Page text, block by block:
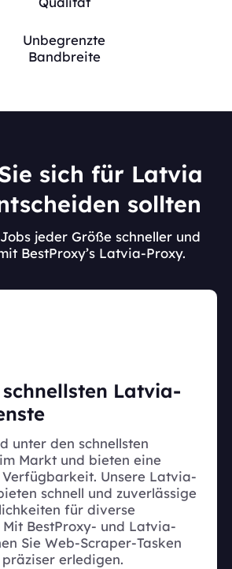
Unbegrenzte
Bandbreite
sich für Latvia
sollten
jeder Größe schneller und
BestProxy’s Latvia-Proxy.
Latvia-
unter den schnellsten
Markt und bieten eine
Unsere Latvia-
schnell und zuverlässige
für diverse
Mit BestProxy- und Latvia-
Sie Web-Scraper-Tasken
erledigen.